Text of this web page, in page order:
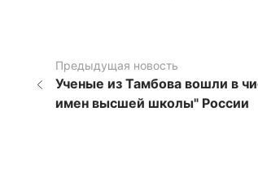
Предыдущая новость
Ученые из Тамбова вошли в
имен высшей школы" России